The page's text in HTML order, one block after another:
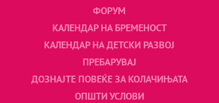
ФОРУМ
КАЛЕНДАР НА БРЕМЕНОСТ
КАЛЕНДАР НА ДЕТСКИ РАЗВОЈ
ПРЕБАРУВАЈ
ДОЗНАЈТЕ ПОВЕЌЕ ЗА КОЛАЧИЊАТА
ОПШТИ УСЛОВИ